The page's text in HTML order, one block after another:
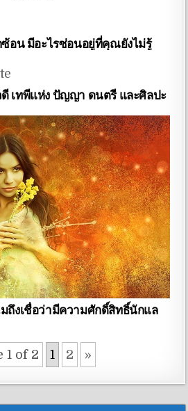
อน มีอะไรซ่อนอยู่ที่คุณยังไม่รู้
เทพีแห่ง ปัญญา ดนตรี และศิลปะ
ถึงเชื่อว่ามีความศักดิ์สิทธิ์นักแล
1 of 2 1 2 »